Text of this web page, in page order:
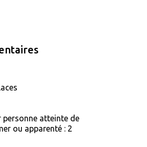
atteinte de
ou apparenté : 2